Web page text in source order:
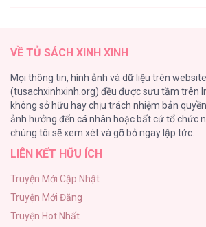
Chinh Phục Nữ Thần [...] –
98
TUYỂN TẬP: TRAI CÓ LỒN
92
Kiếp Này Ta Sẽ Trở Thành Gia Chủ
Vết Tích Của Ánh Dương
89
VỀ TỦ SÁCH XINH XINH
Mọi thông tin, hình ảnh và dữ liệu trên
(tusachxinhxinh.org) đều được sưu tầm trên
không sở hữu hay chịu trách nhiệm bản
ảnh hưởng đến cá nhân hoặc bất cứ tổ chức
chúng tôi sẽ xem xét và gỡ bỏ ngay lập tức.
LIÊN KẾT HỮU ÍCH
Truyện Mới Cập Nhật
Truyện Mới Đăng
Truyện Hot Nhất